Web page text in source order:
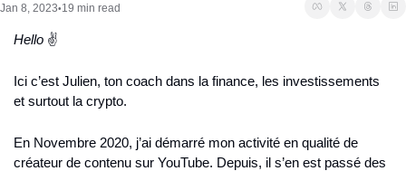
Jan 8, 2023•19 min read
Hello ‎ ✌️
Ici c’est Julien, ton coach dans la finance, les investissements
et surtout la crypto.
En Novembre 2020, j’ai démarré mon activité en qualité de
créateur de contenu sur YouTube. Depuis, il s’en est passé des